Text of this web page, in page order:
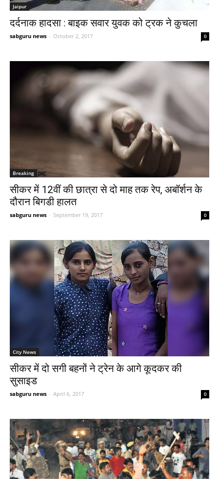
Jaipur
दर्दनाक हादसा : बाइक सवार युवक को ट्रक ने कुचला
sabguru news - October 2, 2017 0
Breaking
सीकर में 12वीं की छात्रा से दो माह तक रेप, अबॉर्शन के
दौरान बिगडी हालत
sabguru news - September 19, 2017 0
City News
सीकर में दो सगी बहनों ने ट्रेन के आगे कूदकर की
सुसाइड
sabguru news - April 6, 2017 0